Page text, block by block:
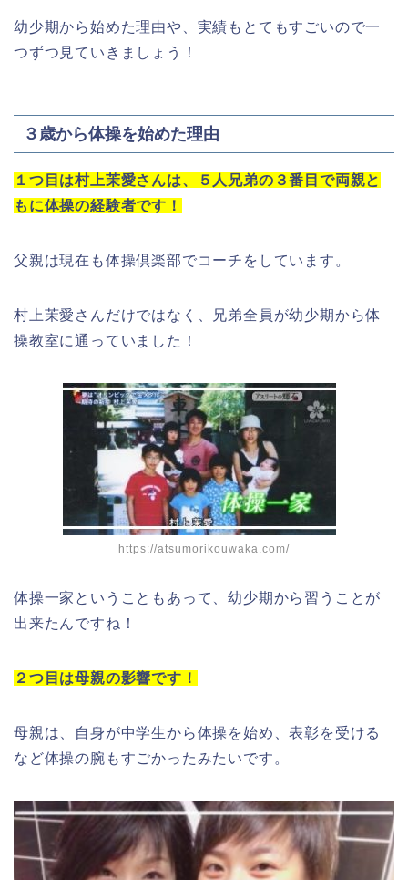
幼少期から始めた理由や、実績もとてもすごいので一
つずつ見ていきましょう！
３歳から体操を始めた理由
１つ目は村上茉愛さんは、５人兄弟の３番目で両親と
もに体操の経験者です！
父親は現在も体操倶楽部でコーチをしています。
村上茉愛さんだけではなく、兄弟全員が幼少期から体
操教室に通っていました！
https://atsumorikouwaka.com/
体操一家ということもあって、幼少期から習うことが
出来たんですね！
２つ目は母親の影響です！
母親は、自身が中学生から体操を始め、表彰を受ける
など体操の腕もすごかったみたいです。